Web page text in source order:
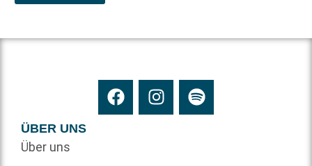
ÜBER UNS
Über uns